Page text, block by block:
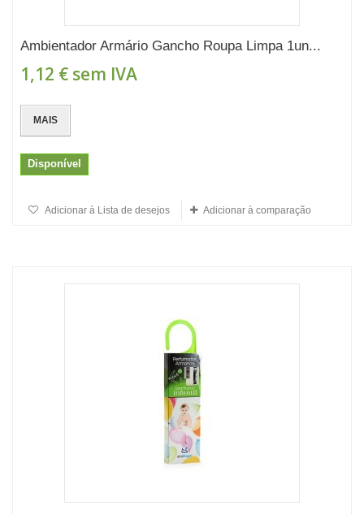
Ambientador Armário Gancho Roupa Limpa 1un...
1,12 € sem IVA
MAIS
Disponível
Adicionar à Lista de desejos Adicionar à comparação